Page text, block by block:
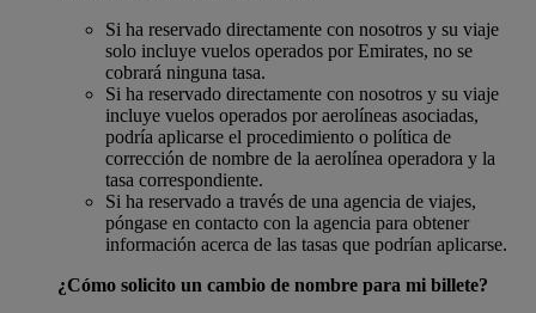
Si ha reservado directamente con nosotros y su viaje
solo incluye vuelos operados por Emirates, no se
cobrará ninguna tasa.
Si ha reservado directamente con nosotros y su viaje
incluye vuelos operados por aerolíneas asociadas,
podría aplicarse el procedimiento o política de
corrección de nombre de la aerolínea operadora y la
tasa correspondiente.
Si ha reservado a través de una agencia de viajes,
póngase en contacto con la agencia para obtener
información acerca de las tasas que podrían aplicarse.
¿Cómo solicito un cambio de nombre para mi billete?